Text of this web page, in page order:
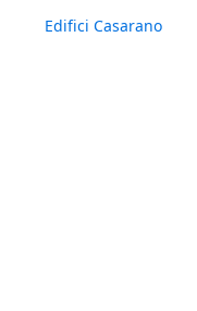
Edifici Casarano